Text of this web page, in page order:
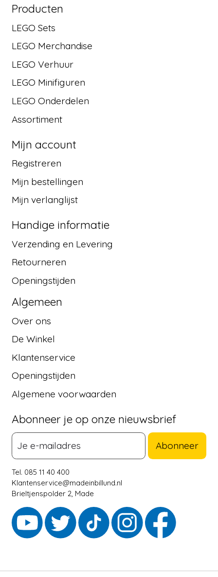
Producten
LEGO Sets
LEGO Merchandise
LEGO Verhuur
LEGO Minifiguren
LEGO Onderdelen
Assortiment
Mijn account
Registreren
Mijn bestellingen
Mijn verlanglijst
Handige informatie
Verzending en Levering
Retourneren
Openingstijden
Algemeen
Over ons
De Winkel
Klantenservice
Openingstijden
Algemene voorwaarden
Abonneer je op onze nieuwsbrief
Abonneer
Tel. 085 11 40 400
Klantenservice@madeinbillund.nl
Brieltjenspolder 2, Made